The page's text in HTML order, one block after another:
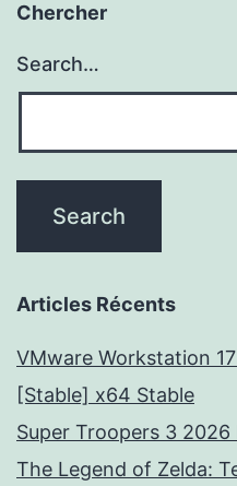
Chercher
Search…
Articles Récents
VMware Workstation
[Stable] x64 Stable
Super Troopers 3 2026
The Legend of Zelda: